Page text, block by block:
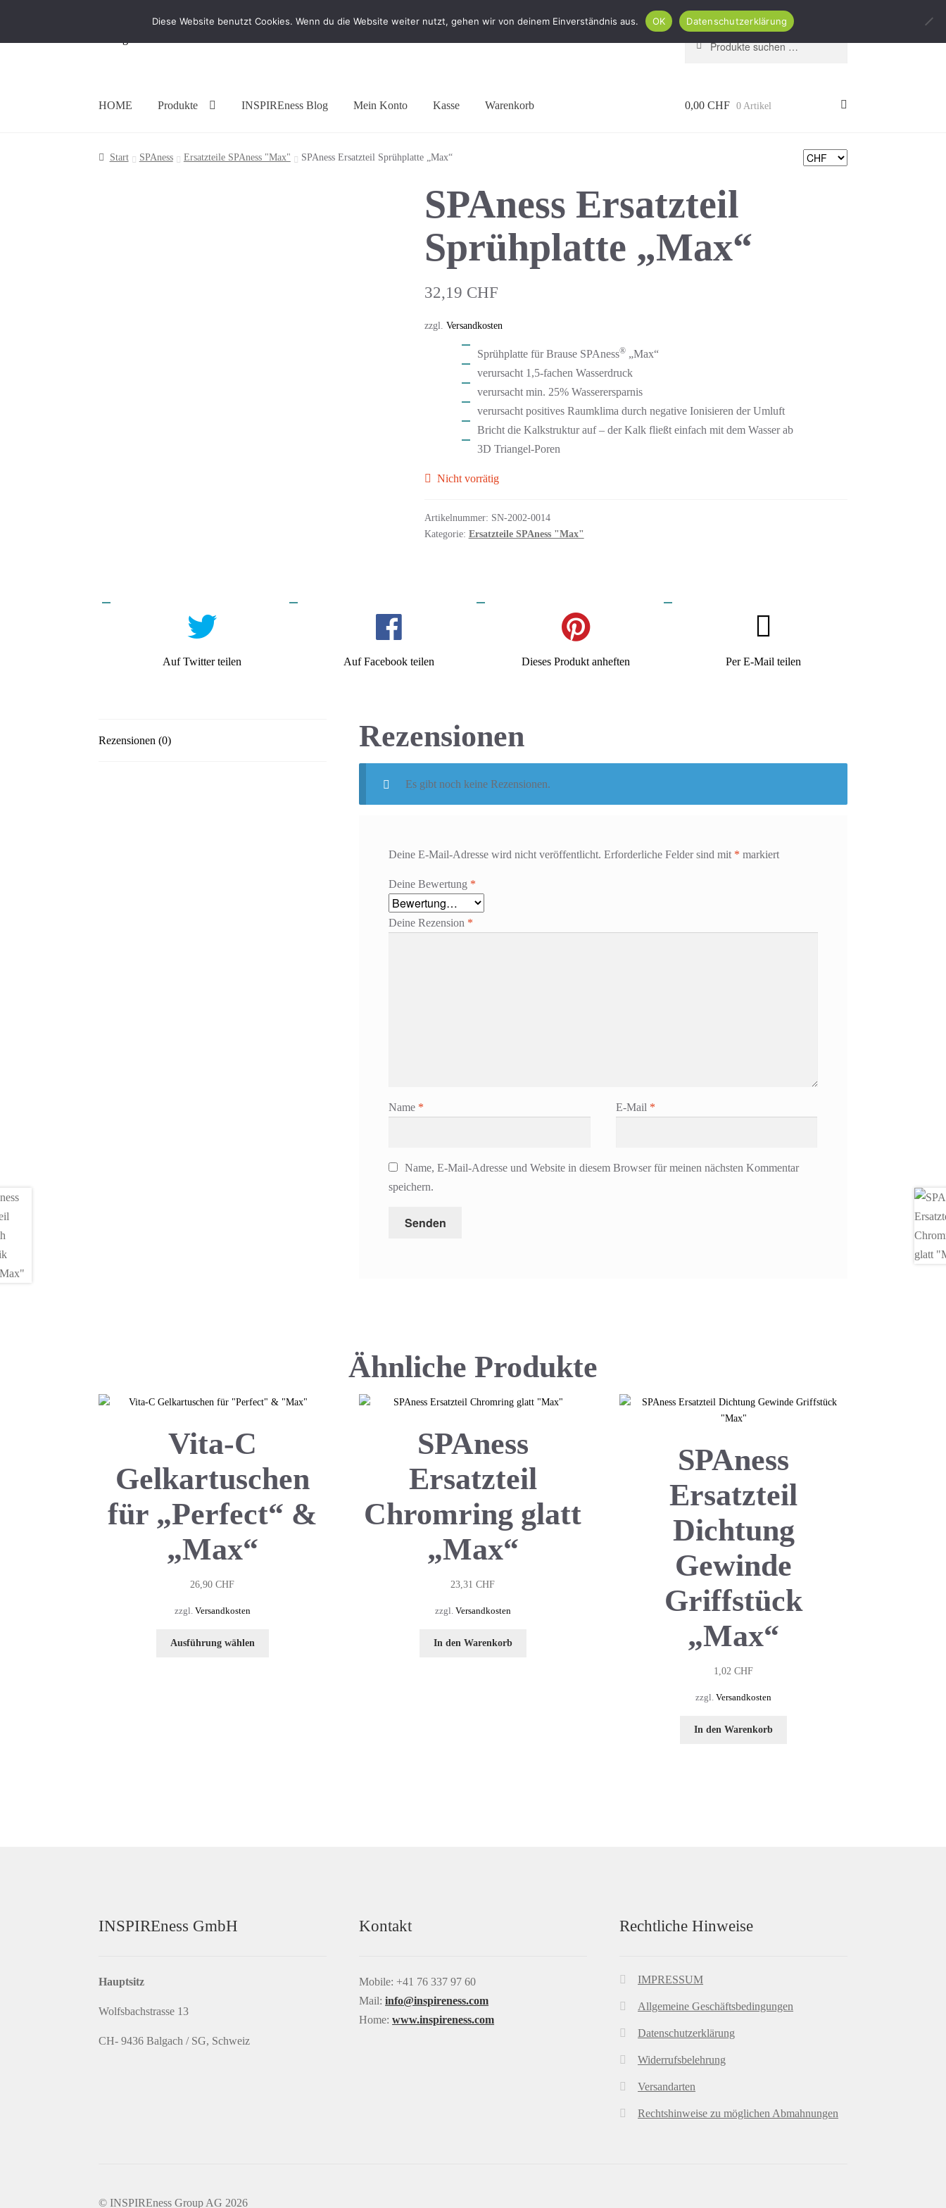
Suchen
HOME Produkte INSPIREness Blog Mein Konto Kasse Warenkorb 0,00 CHF 0 Artikel
Start SPAness Ersatzteile SPAness "Max" SPAness Ersatzteil Sprühplatte „Max“
SPAness Ersatzteil
Sprühplatte „Max“
32,19 CHF
zzgl. Versandkosten
Sprühplatte für Brause SPAness®„Max“
verursacht 1,5-fachen Wasserdruck
verursacht min. 25% Wasserersparnis
verursacht positives Raumklima durch negative Ionisieren der Umluft
Bricht die Kalkstruktur auf – der Kalk fließt einfach mit dem Wasser ab
3D Triangel-Poren
Nicht vorrätig
Artikelnummer: SN-2002-0014
Kategorie: Ersatzteile SPAness "Max"
Auf Twitter teilen Auf Facebook teilen Dieses Produkt anheften Per E-Mail teilen
Rezensionen (0) Rezensionen
Es gibt noch keine Rezensionen.
Deine E-Mail-Adresse wird nicht veröffentlicht. Erforderliche Felder sind mit * markiert
Deine Bewertung *
Deine Rezension *
Name * E-Mail *
Name, E-Mail-Adresse und Website in diesem Browser für meinen nächsten Kommentar
speichern.
Ähnliche Produkte
Vita-C
Gelkartuschen
für „Perfect“ &
„Max“
26,90CHF
zzgl. Versandkosten
Ausführung wählen
SPAness
Ersatzteil
Chromring glatt
„Max“
23,31CHF
zzgl. Versandkosten
In den Warenkorb
SPAness
Ersatzteil
Dichtung
Gewinde
Griffstück
„Max“
1,02CHF
zzgl.Versandkosten
In den Warenkorb
INSPIREness GmbH
Hauptsitz
Wolfsbachstrasse 13
CH- 9436 Balgach / SG, Schweiz
Kontakt
Mobile: +41 76 337 97 60
Mail:info@inspireness.com
Home:www.inspireness.com
Rechtliche Hinweise
IMPRESSUM
Allgemeine Geschäftsbedingungen
Datenschutzerklärung
Widerrufsbelehrung
Versandarten
Rechtshinweise zu möglichen Abmahnungen
© INSPIREness Group AG 2026
Diese Website benutzt Cookies. Wenn du die Website weiter nutzt, gehen wir von deinem Einverständnis aus. OK Datenschutzerklärung